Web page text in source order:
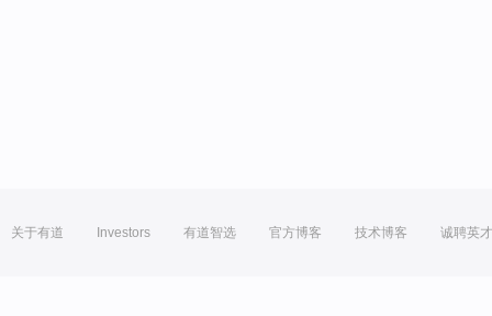
关于有道 Investors 有道智选 官方博客 技术博客 诚聘英才